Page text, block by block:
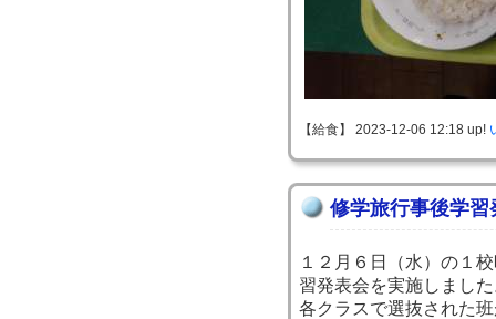
【給食】 2023-12-06 12:18 up!
修学旅行事後学習
１２月６日（水）の１
習発表会を実施しまし
各クラスで選抜された